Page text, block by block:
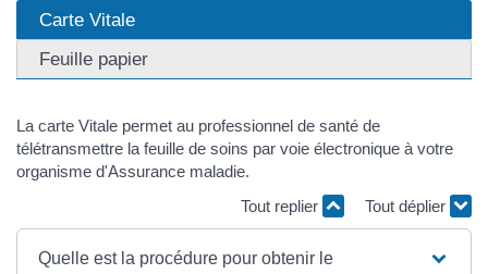
Carte Vitale
Feuille papier
La carte Vitale permet au professionnel de santé de
télétransmettre la feuille de soins par voie électronique à votre
organisme d'Assurance maladie.
Tout replier
Tout déplier
Quelle est la procédure pour obtenir le